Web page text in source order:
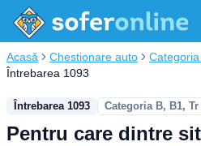
Acasă Chestionare auto
Întrebarea 1093
Întrebarea 1093 Categoria B, B1, Tr
Pentru care dintre